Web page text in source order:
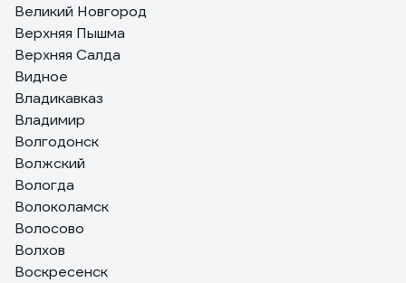
Великий Новгород
Верхняя Пышма
Верхняя Салда
Видное
Владикавказ
Владимир
Волгодонск
Волжский
Вологда
Волоколамск
Волосово
Волхов
Воскресенск